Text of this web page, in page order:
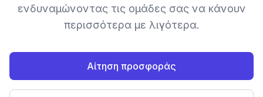
ενδυναμώνοντας τις ομάδες σας να κάνουν
περισσότερα με λιγότερα.
Αίτηση προσφοράς